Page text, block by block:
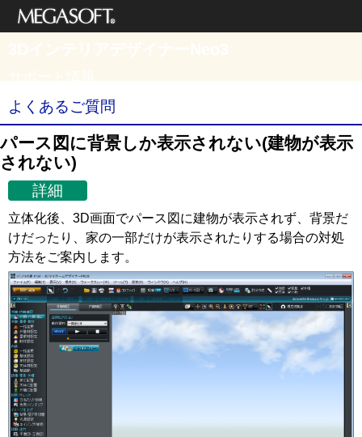
よくあるご質問
パース図に背景しか表示されない(建物が表示
されない)
詳細
立体化後、3D画面でパース図に建物が表示されず、背景だ
けだったり、家の一部だけが表示されたりする場合の対処
方法をご案内します。